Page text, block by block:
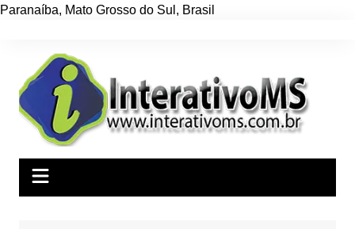
Paranaíba, Mato Grosso do Sul , Brasil
conteúdo